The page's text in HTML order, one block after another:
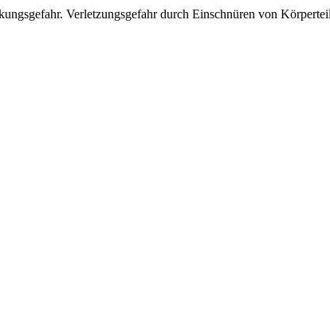
Verletzungsgefahr durch Einschnüren von